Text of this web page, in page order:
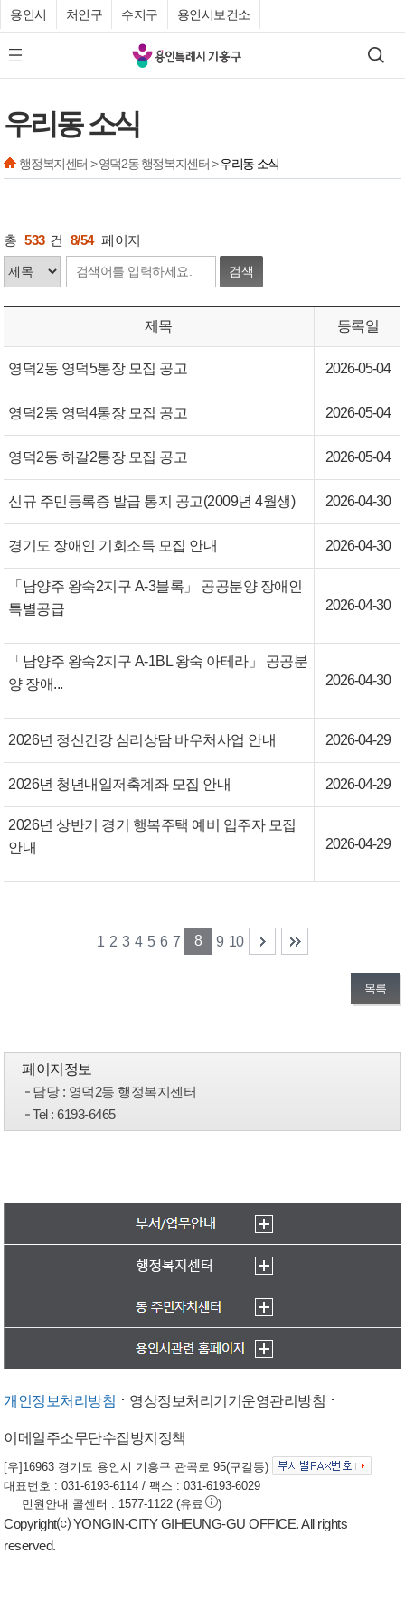
용인시 처인구 수지구 용인시보건소
모바일 메뉴 버튼
기
흥
청
검색
우리동 소식
행정복지센터 > 영덕2동 행정복지센터 >우리동 소식
총 533 건 8/54 페이지
검색
제목 등록일
영덕2동 영덕5통장 모집 공고 2026-05-04
영덕2동 영덕4통장 모집 공고 2026-05-04
영덕2동 하갈2통장 모집 공고 2026-05-04
신규 주민등록증 발급 통지 공고(2009년 4월생) 2026-04-30
경기도 장애인 기회소득 모집 안내 2026-04-30
「남양주 왕숙2지구 A-3블록」 공공분양 장애인
특별공급
2026-04-30
「남양주 왕숙2지구 A-1BL 왕숙 아테라」 공공분
양 장애...
2026-04-30
2026년 정신건강 심리상담 바우처사업 안내 2026-04-29
2026년 청년내일저축계좌 모집 안내 2026-04-29
2026년 상반기 경기 행복주택 예비 입주자 모집
안내
2026-04-29
1 2 3 4 5 6 7 8 9 10
목록
페이지정보
담당: 영덕2동 행정복지센터
Tel: 6193-6465
개인정보처리방침 영상정보처리기기운영관리방침
이메일주소무단수집방지정책
[우]16963 경기도 용인시 기흥구 관곡로 95(구갈동)
대표번호 : 031-6193-6114 / 팩스 : 031-6193-6029
민원안내 콜센터 : 1577-1122 (유료
)
Copyright⒞ YONGIN-CITY GIHEUNG-GU OFFICE. All rights
reserved.